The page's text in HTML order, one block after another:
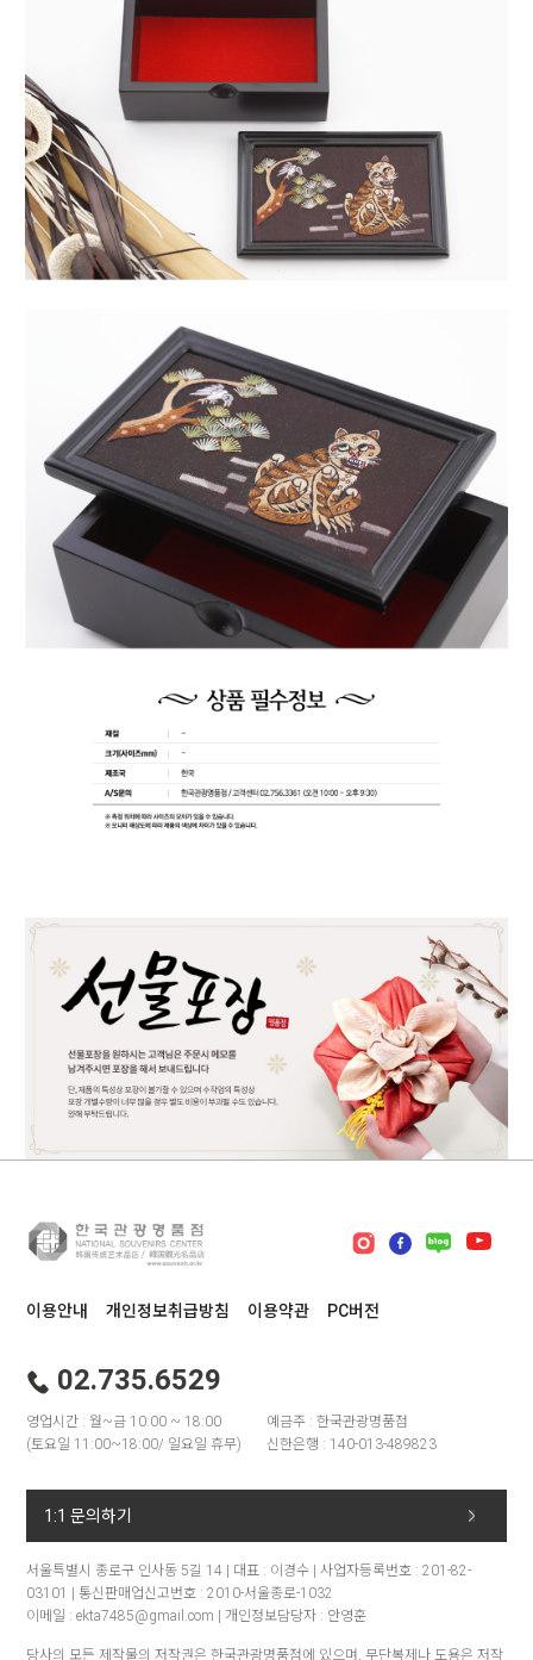
이용안내 개인정보취급방침 이용약관 PC버전
02.735.6529
영업시간 : 월~금 10:00 ~ 18:00
(토요일 11:00~18:00/ 일요일 휴무)
예금주 : 한국관광명품점
신한은행 : 140-013-489823
1:1 문의하기
서울특별시 종로구 인사동 5길 14 | 대표 : 이경수 | 사업자등록번호 : 201-82-
03101 | 통신판매업신고번호 : 2010-서울종로-1032
이메일 : ekta7485@gmail.com | 개인정보담당자 : 안영훈
당사의 모든 제작물의 저작권은 한국관광명품점에 있으며, 무단복제나 도용은 저작